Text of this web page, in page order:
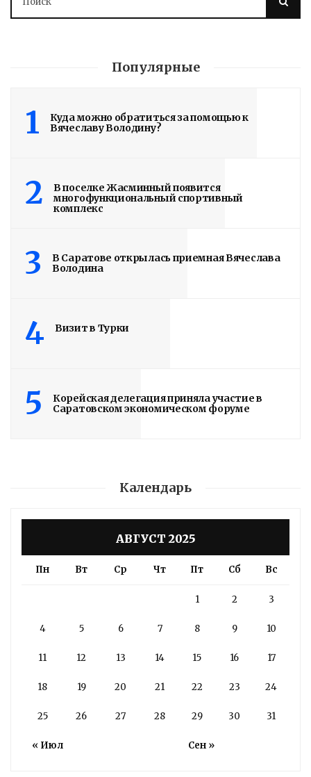
Популярные
1
Куда можно обратиться за помощью к
Вячеславу Володину?
2
В поселке Жасминный появится
многофункциональный спортивный
комплекс
3
В Саратове открылась приемная Вячеслава
Володина
4 Визит в Турки
5
Корейская делегация приняла участие в
Саратовском экономическом форуме
Календарь
АВГУСТ 2025
Пн Вт Ср Чт Пт Сб Вс
« Июл Сен »
1 2 3
4 5 6 7 8 9 10
11 12 13 14 15 16 17
18 19 20 21 22 23 24
25 26 27 28 29 30 31